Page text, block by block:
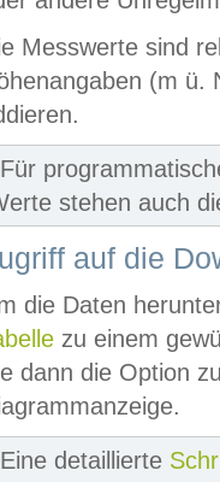
Messwerte sind
(m ü.
Für
stehen auch
auf die
die Daten
zu einem
dann die Option
Eine detaillierte